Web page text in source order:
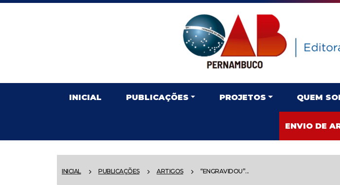
INICIAL PUBLICAÇÕES PROJETOS QUEM
ENVIO DE
INICIAL PUBLICAÇÕES ARTIGOS “ENGRAVIDOU”...